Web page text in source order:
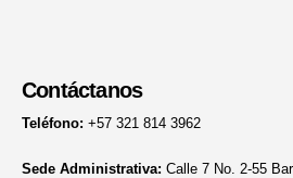
Contáctanos
Teléfono: +57 321 814 3962
Sede Administrativa: Calle 7 No. 2-55